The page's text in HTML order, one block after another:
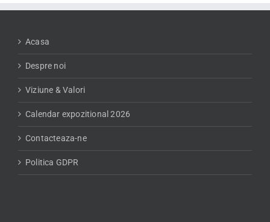
Acasa
Despre noi
Viziune & Valori
Calendar expozitional 2026
Contacteaza-ne
Politica GDPR